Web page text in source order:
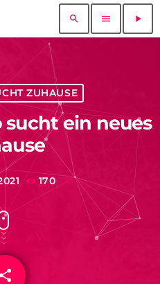
search menu play_arrow
ZUHAUSE
sucht ein neues
170
share
email